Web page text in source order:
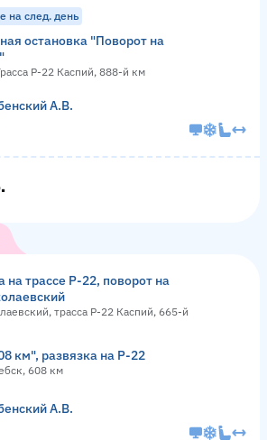
на след. день
остановка "Поворот на
Р-22 Каспий, 888-й км
А.В.
на трассе Р-22, поворот на
трасса Р-22 Каспий, 665-й
км", развязка на Р-22
608 км
А.В.